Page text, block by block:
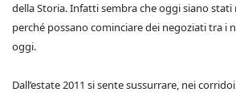
della Storia. Infatti sembra che oggi siano
perché possano cominciare dei negoziati tra i
oggi.
Dall’estate 2011 si sente sussurrare, nei